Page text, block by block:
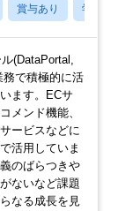
賞与あり 学歴不
(DataPortal,
務で積極的に活
ます。ECサ
メンド機能、
ービスなどに
活用していま
のばらつきや
ないなど課題
なる成長を見